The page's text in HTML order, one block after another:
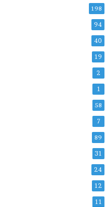
198
94
40
19
2
1
58
7
89
31
24
12
11